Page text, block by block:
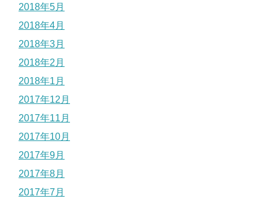
2018年5月
2018年4月
2018年3月
2018年2月
2018年1月
2017年12月
2017年11月
2017年10月
2017年9月
2017年8月
2017年7月